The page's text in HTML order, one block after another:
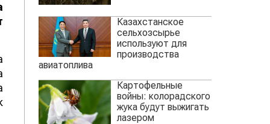
Казахстанское
сельхозсырье
используют для
производства
авиатоплива
Картофельные
войны: колорадского
жука будут выжигать
лазером